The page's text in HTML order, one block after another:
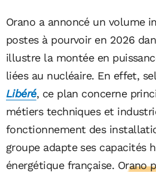
Orano a annoncé un volume
postes à pourvoir en 2026
illustre la montée en
liées au nucléaire. En effet,
Libéré, ce plan concerne
métiers techniques et
fonctionnement des
groupe adapte ses capacités
énergétique française. Orano